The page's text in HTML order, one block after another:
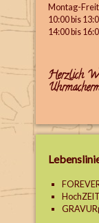
Montag-
10:00 bis
14:00 bis
Herzlich